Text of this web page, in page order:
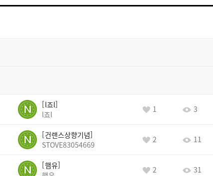
l죠l
l죠l
1 3
건랜스상향기념
STOVE83054669
2 11
햄유
2 31